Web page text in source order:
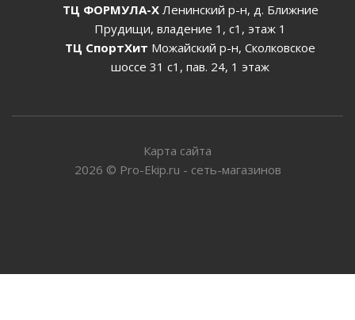
ТЦ ФОРМУЛА-ХЛенинский р-н, д. Ближние
Прудищи, владение 1, с1, этаж 1
ТЦ СпортХит Можайский р-н, Сколковское
шоссе 31 с1, пав. 24, 1 этаж
Карта сайта
2026 © Pro-Ekip.ru - сеть-магазинов